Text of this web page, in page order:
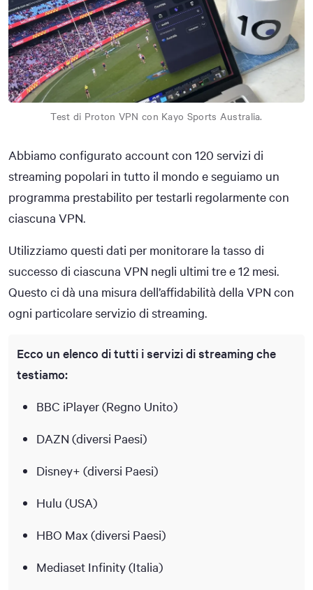
Test di Proton VPN con Kayo Sports Australia.
Abbiamo configurato account con 120 servizi di
streaming popolari in tutto il mondo e seguiamo un
programma prestabilito per testarli regolarmente con
ciascuna VPN.
Utilizziamo questi dati per monitorare la tasso di
successo di ciascuna VPN negli ultimi tre e 12 mesi.
Questo ci dà una misura dell’affidabilità della VPN con
ogni particolare servizio di streaming.
Ecco un elenco di tutti i servizi di streaming che
testiamo:
BBC iPlayer (Regno Unito)
DAZN (diversi Paesi)
Disney+ (diversi Paesi)
Hulu (USA)
HBO Max (diversi Paesi)
Mediaset Infinity (Italia)